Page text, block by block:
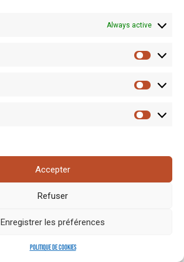
Always active
Accepter
Refuser
Enregistrer les préférences
Politique de cookies
Espace
presse